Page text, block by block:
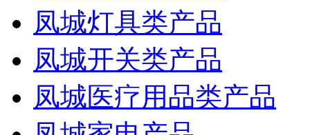
凤城灯具类产品
凤城开关类产品
凤城医疗用品类产品